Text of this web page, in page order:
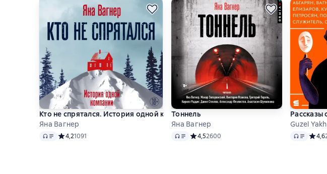
Кто не спрятался. История одной компании
Яна Вагнер
Audio Средний рейтинг 4,2 на основе 1091 оценок
4,21091
Тоннель
Яна Вагнер
Audio Средний рейтинг 4,5 на основе 2600 оценок
4,52600
Рассказы
Guzel
Audio 4,6